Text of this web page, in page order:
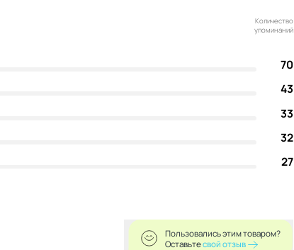
Количество
упоминаний
70
43
33
32
27
Пользовались этим товаром?
Оставьтесвой отзыв